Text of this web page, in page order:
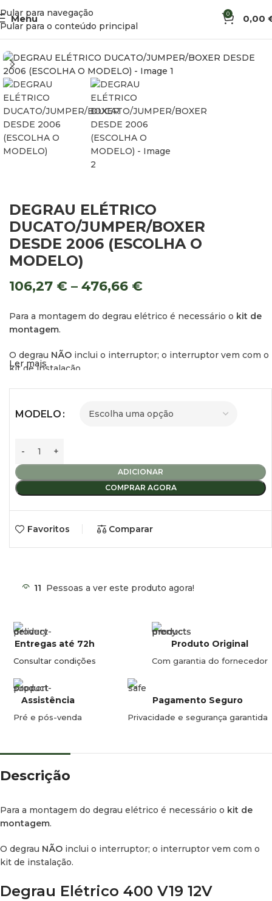
Pular para navegação
Pular para o conteúdo principal
Menu 0 0,00
Início Acessórios de Veículo Escadas e Degraus
DEGRAU ELÉTRICO
DUCATO/JUMPER/BOXER
DESDE 2006 (ESCOLHA O
MODELO)
106,27 € – 476,66 €
Para a montagem do degrau elétrico é necessário o kit de
montagem.
O degrau NÃO inclui o interruptor; o interruptor vem com o
kit de instalação.
Largura do degrau:
Largura total:
Peso:5,9 kg.
(Para Ducato, Jumper, Boxer desde 2006)
Largura total:
Elétrico:12V.
Peso:6,6 kg.
Degrau Elétrico 700 V19 12V
Largura do degrau:
Elétrico:12V.
Peso:10,3 kg.
Ler mais
MODELO
ADICIONAR
COMPRAR AGORA
Favoritos Comparar
11 Pessoas a ver este produto agora!
Entregas até 72h
Consultar condições
Produto Original
Com garantia do fornecedor
Assistência
Pré e pós-venda
Pagamento Seguro
Privacidade e segurança garantida
Descrição
Para a montagem do degrau elétrico é necessário o kit de
montagem.
O degrau NÃO inclui o interruptor; o interruptor vem com o
kit de instalação.
Degrau Elétrico 400 V19 12V